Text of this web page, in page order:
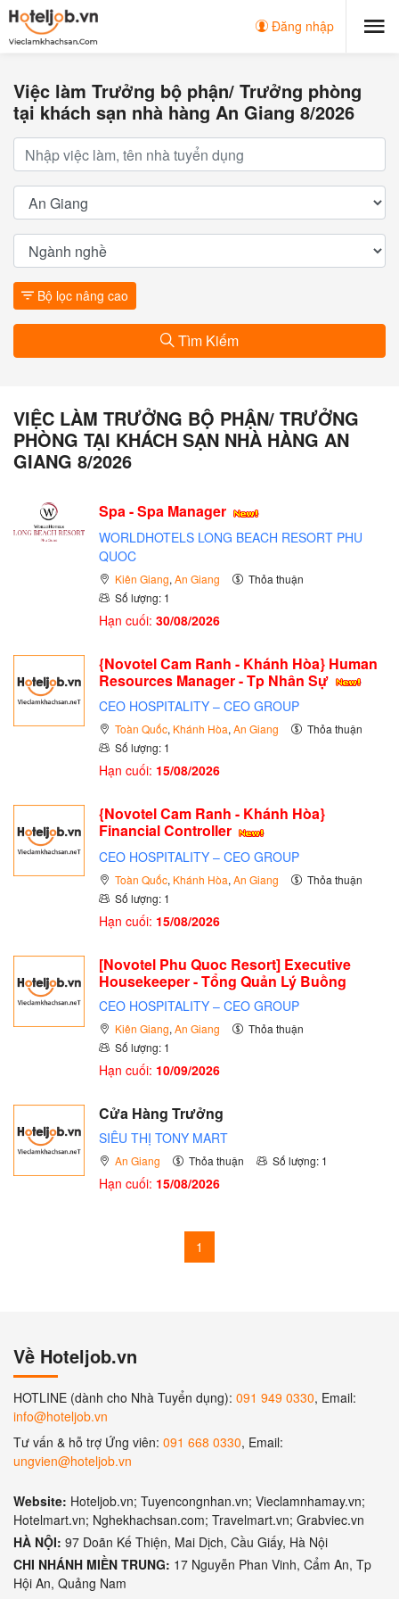
Đăng nhập
Việc làm Trưởng bộ phận/ Trưởng phòng
tại khách sạn nhà hàng An Giang 8/2026
Bộ lọc nâng cao
Tìm Kiếm
VIỆC LÀM TRƯỞNG BỘ PHẬN/ TRƯỞNG
PHÒNG TẠI KHÁCH SẠN NHÀ HÀNG AN
GIANG 8/2026
Spa - Spa Manager
WORLDHOTELS LONG BEACH RESORT PHU
QUOC
Kiên Giang, An Giang
Thỏa thuận
Số lượng: 1
Hạn cuối: 30/08/2026
{Novotel Cam Ranh - Khánh Hòa} Human
Resources Manager - Tp Nhân Sự
CEO HOSPITALITY – CEO GROUP
Toàn Quốc, Khánh Hòa, An Giang
Thỏa thuận
Số lượng: 1
Hạn cuối: 15/08/2026
{Novotel Cam Ranh - Khánh Hòa}
Financial Controller
CEO HOSPITALITY – CEO GROUP
Toàn Quốc, Khánh Hòa, An Giang
Thỏa thuận
Số lượng: 1
Hạn cuối: 15/08/2026
[Novotel Phu Quoc Resort] Executive
Housekeeper - Tổng Quản Lý Buồng
CEO HOSPITALITY – CEO GROUP
Kiên Giang, An Giang
Thỏa thuận
Số lượng: 1
Hạn cuối: 10/09/2026
Cửa Hàng Trưởng
SIÊU THỊ TONY MART
An Giang Thỏa thuận Số lượng: 1
Hạn cuối: 15/08/2026
1
Về Hoteljob.vn
HOTLINE (dành cho Nhà Tuyển dụng): 091 949 0330, Email:
info@hoteljob.vn
Tư vấn & hỗ trợ Ứng viên: 091 668 0330, Email:
ungvien@hoteljob.vn
Website: Hoteljob.vn; Tuyencongnhan.vn; Vieclamnhamay.vn;
Hotelmart.vn; Nghekhachsan.com; Travelmart.vn; Grabviec.vn
HÀ NỘI: 97 Doãn Kế Thiện, Mai Dịch, Cầu Giấy, Hà Nội
CHI NHÁNH MIỀN TRUNG: 17 Nguyễn Phan Vinh, Cẩm An, Tp
Hội An, Quảng Nam